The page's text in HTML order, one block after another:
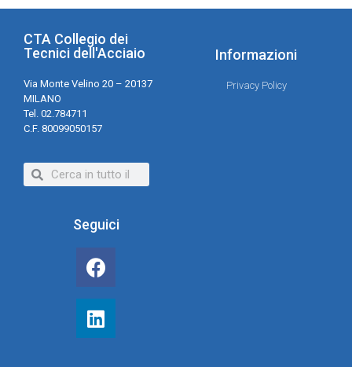
CTA Collegio dei
Tecnici dell'Acciaio
Via Monte Velino 20 – 20137
MILANO
Tel. 02.784711
C.F. 80099050157
Informazioni
Privacy Policy
Seguici